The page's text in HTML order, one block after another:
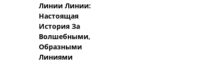
Линии Линии:
Настоящая
История За
Волшебными,
Образными
Линиями